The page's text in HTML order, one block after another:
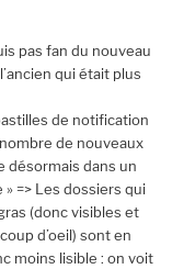
pas fan du nouveau
qui était plus
de notification
de nouveaux
désormais dans un
=> Les dossiers qui
(donc visibles et
d’oeil) sont en
moins lisible : on voit